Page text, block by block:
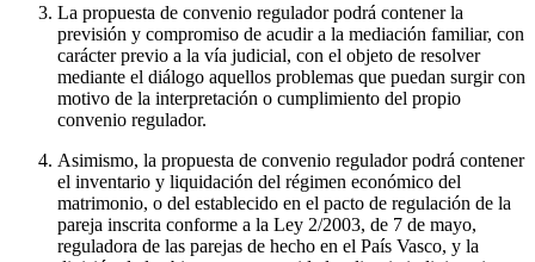
La propuesta de convenio regulador podrá contener la
previsión y compromiso de acudir a la mediación familiar, con
carácter previo a la vía judicial, con el objeto de resolver
mediante el diálogo aquellos problemas que puedan surgir con
motivo de la interpretación o cumplimiento del propio
convenio regulador.
Asimismo, la propuesta de convenio regulador podrá contener
el inventario y liquidación del régimen económico del
matrimonio, o del establecido en el pacto de regulación de la
pareja inscrita conforme a la Ley 2/2003, de 7 de mayo,
reguladora de las parejas de hecho en el País Vasco, y la